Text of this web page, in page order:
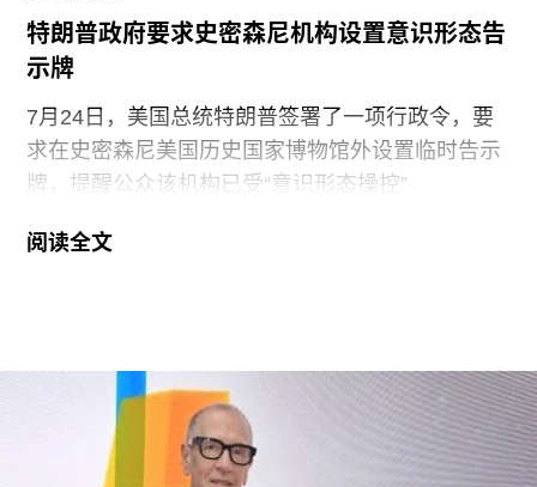
特朗普政府要求史密森尼机构设置意识形态告
示牌
7月24日，美国总统特朗普签署了一项行政令，要
求在史密森尼美国历史国家博物馆外设置临时告示
牌，提醒公众该机构已受“意识形态操控”
持续针对史密森尼学会施压行动的进一步升级。他
扬“美国的伟大”。
其中，美国国家历史博物馆已成为特朗普持续抨击
的主要目标。在本月初发布的一份长达162页的报
阅读全文